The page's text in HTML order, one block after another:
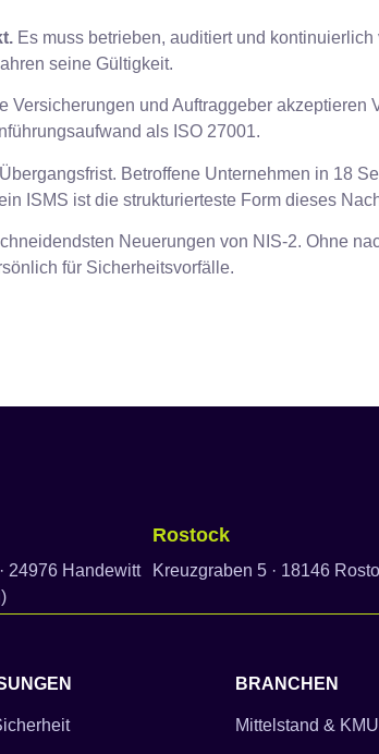
Es muss betrieben, auditiert und kontinuierlich
seine Gültigkeit.
Versicherungen und Auftraggeber akzeptieren
als ISO 27001.
Betroffene Unternehmen in 18
ISMS ist die strukturierteste Form dieses
Neuerungen von NIS-2. Ohne
für Sicherheitsvorfälle.
24976 Handewitt
Rostock
Kreuzgraben 5 · 18146
BRANCHEN
Mittelstand & KMU